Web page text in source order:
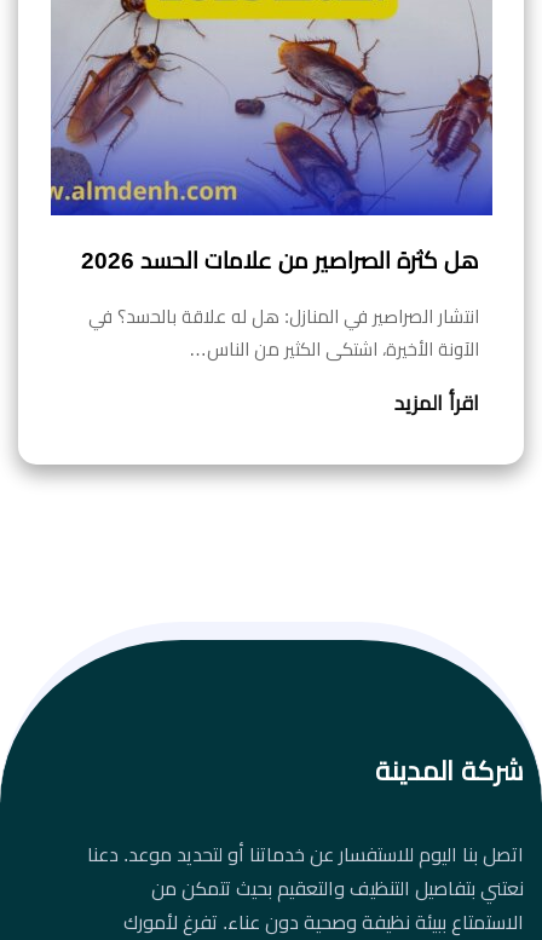
هل كثرة الصراصير من علامات الحسد 2026
انتشار الصراصير في المنازل: هل له علاقة بالحسد؟ في
الآونة الأخيرة، اشتكى الكثير من الناس…
اقرأ المزيد
شركة المدينة
اتصل بنا اليوم للاستفسار عن خدماتنا أو لتحديد موعد. دعنا
نعتني بتفاصيل التنظيف والتعقيم بحيث تتمكن من
الاستمتاع ببيئة نظيفة وصحية دون عناء. تفرغ لأمورك